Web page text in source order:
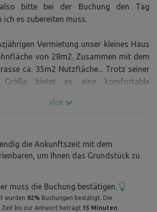
bitte bei der Buchung den Tag
ich es zubereiten muss.
Vermietung unser kleines Haus
von 28m2. Zusammen mit dem
ca. 35m2 Nutzfläche... Trotz seiner
Größe bietet es eine komfortable
(Gartenhaus) mit Terrasse und Grill,
Haus ist komplett ausgestattet,
Handtücher und Bettwäsche. Das
ein Schlafsofa 140x200cm ergänzt
für eine Familie von 2 2, im Falle einer
2 3 ist es möglich, im Gartenhaus zu
Nacht "anders" zu erleben.
Absprache :-)
více
die Ankunftszeit mit dem
um Ihnen das Grundstück zu
muss die Buchung bestätigen.
wurden 92% Buchungen bestätigt. Die
Zeit bis zur Antwort beträgt 15 Minuten.